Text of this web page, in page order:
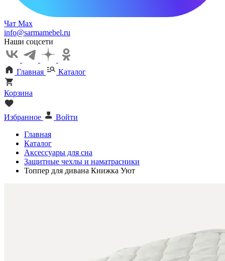
Чат Max
info@sarmamebel.ru
Наши соцсети
Главная Каталог
Корзина
Избранное
Войти
Главная
Каталог
Аксессуары для сна
Защитные чехлы и наматрасники
Топпер для дивана Книжка Уют